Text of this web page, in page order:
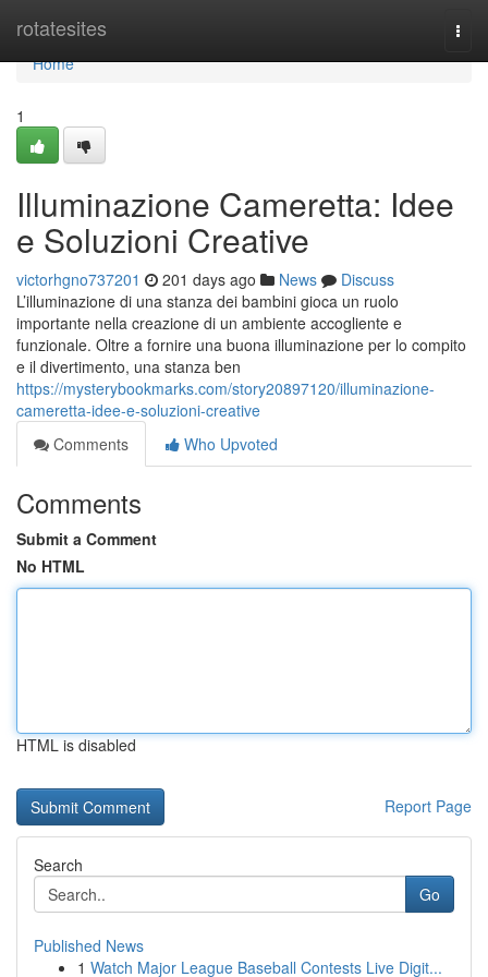
rotatesites
Home
Home
1
Illuminazione Cameretta: Idee
e Soluzioni Creative
victorhgno737201 201 days ago News
Discuss
L’illuminazione di una stanza dei bambini gioca un ruolo
importante nella creazione di un ambiente accogliente e
funzionale. Oltre a fornire una buona illuminazione per lo compito
e il divertimento, una stanza ben
https://mysterybookmarks.com/story20897120/illuminazione-
cameretta-idee-e-soluzioni-creative
Comments
Who Upvoted
Comments
Submit a Comment
No HTML
HTML is disabled
Report Page
Search
Go
Published News
1 Watch Major League Baseball Contests Live Digit...